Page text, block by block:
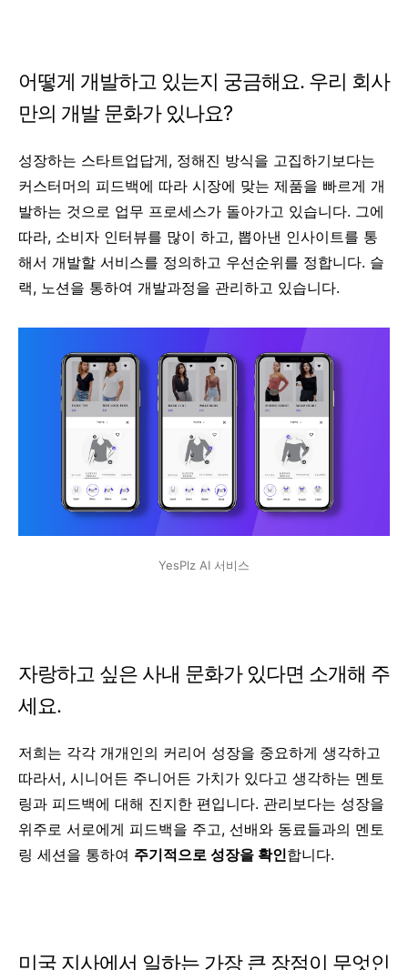
어떻게 개발하고 있는지 궁금해요. 우리 회사
만의 개발 문화가 있나요?
성장하는 스타트업답게, 정해진 방식을 고집하기보다는
커스터머의 피드백에 따라 시장에 맞는 제품을 빠르게 개
발하는 것으로 업무 프로세스가 돌아가고 있습니다. 그에
따라, 소비자 인터뷰를 많이 하고, 뽑아낸 인사이트를 통
해서 개발할 서비스를 정의하고 우선순위를 정합니다. 슬
랙, 노션을 통하여 개발과정을 관리하고 있습니다.
YesPlz AI 서비스
자랑하고 싶은 사내 문화가 있다면 소개해 주
세요.
저희는 각각 개개인의 커리어 성장을 중요하게 생각하고
따라서, 시니어든 주니어든 가치가 있다고 생각하는 멘토
링과 피드백에 대해 진지한 편입니다. 관리보다는 성장을
위주로 서로에게 피드백을 주고, 선배와 동료들과의 멘토
링 세션을 통하여 주기적으로 성장을 확인합니다.
미국 지사에서 일하는 가장 큰 장점이 무엇인